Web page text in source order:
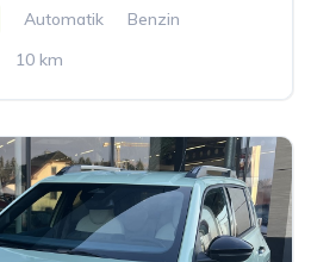
Automatik
Benzin
10 km